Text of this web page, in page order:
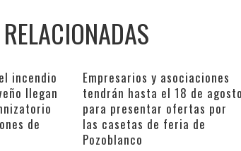
incendio
llegan
de
Empresarios y asociaciones
tendrán hasta el 18 de agosto
para presentar ofertas por
las casetas de feria de
Pozoblanco